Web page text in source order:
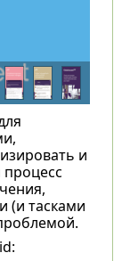
и
(и тасками